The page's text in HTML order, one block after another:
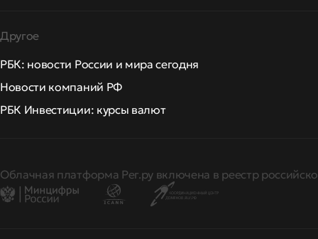
Другое
РБК: новости России и мира сегодня
Новости компаний РФ
РБК Инвестиции: курсы валют
Облачная платформа Рег.ру включена в реестр